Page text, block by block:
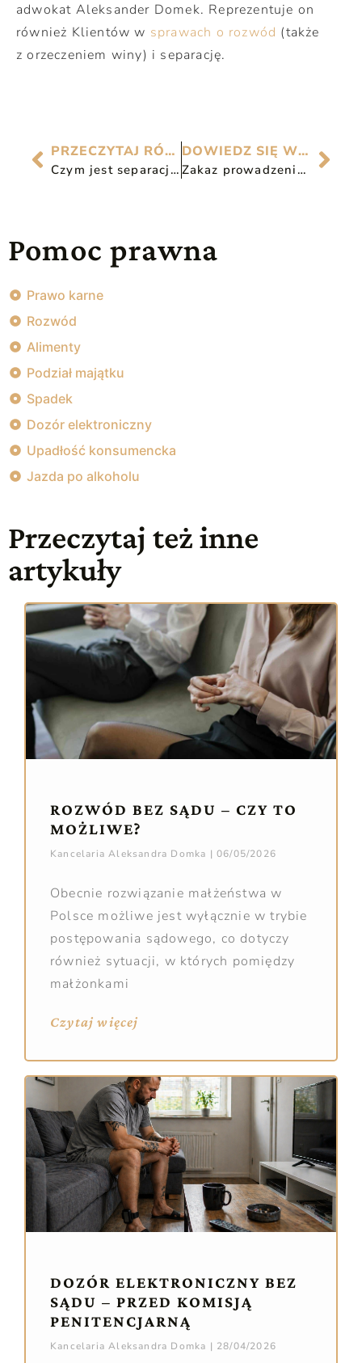
adwokat Aleksander Domek. Reprezentuje on
również Klientów w sprawach o rozwód (także
z orzeczeniem winy) i separację.
PRZECZYTAJ RÓWNIEŻ
Czym jest separacja w związku?
DOWIEDZ SIĘ WIĘCEJ
Zakaz prowadzenia pojazdów – co dalej?
Pomoc prawna
Prawo karne
Rozwód
Alimenty
Podział majątku
Spadek
Dozór elektroniczny
Upadłość konsumencka
Jazda po alkoholu
Przeczytaj też inne
artykuły
ROZWÓD BEZ SĄDU – CZY TO
MOŻLIWE?
Kancelaria Aleksandra Domka 06/05/2026
Obecnie rozwiązanie małżeństwa w
Polsce możliwe jest wyłącznie w trybie
postępowania sądowego, co dotyczy
również sytuacji, w których pomiędzy
małżonkami
Czytaj więcej
DOZÓR ELEKTRONICZNY BEZ
SĄDU – PRZED KOMISJĄ
PENITENCJARNĄ
Kancelaria Aleksandra Domka 28/04/2026